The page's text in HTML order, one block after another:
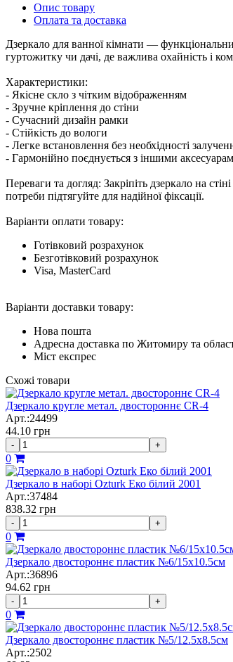
Опис товару
Оплата та доставка
Дзеркало для ванної кімнати —
гуртожитку чи дачі, де важлива охайність і
Характеристики:
- Якісне скло з чітким відображенням
- Зручне кріплення до стіни
- Сучасний дизайн рамки
- Стійкість до вологи
- Легке встановлення без необхідності
- Гармонійно поєднується з іншими
Переваги та догляд: Закріпіть дзеркало на
потреби підтягуйте для надійної фіксації.
Варіанти оплати товару:
Готівковий розрахунок
Безготівковий розрахунок
Visa, MasterCard
Варіанти доставки товару:
Нова пошта
Адресна доставка по Житомиру та
Міст експрес
Схожі товари
Дзеркало кругле метал. двостороннє CR-4
Арт.:24499
44.10 грн
- +
0
Дзеркало в наборі Ozturk Еко білий 2001
Арт.:37484
838.32 грн
- +
0
Дзеркало двостороннє пластик №6/15х10.5см
Арт.:36896
94.62 грн
- +
0
Дзеркало двостороннє пластик №5/12.5х8.5см
Арт.:2502